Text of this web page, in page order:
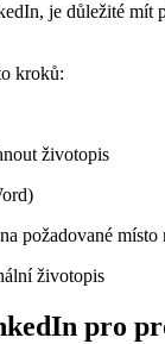
je důležité mít
kroků:
životopis
požadované místo
pro